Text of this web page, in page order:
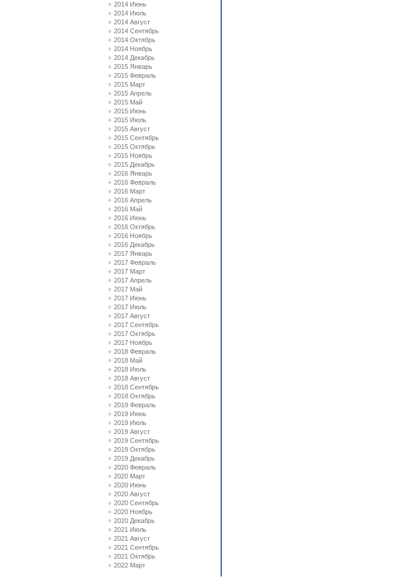
2014 Июнь
2014 Июль
2014 Август
2014 Сентябрь
2014 Октябрь
2014 Ноябрь
2014 Декабрь
2015 Январь
2015 Февраль
2015 Март
2015 Апрель
2015 Май
2015 Июнь
2015 Июль
2015 Август
2015 Сентябрь
2015 Октябрь
2015 Ноябрь
2015 Декабрь
2016 Январь
2016 Февраль
2016 Март
2016 Апрель
2016 Май
2016 Июнь
2016 Октябрь
2016 Ноябрь
2016 Декабрь
2017 Январь
2017 Февраль
2017 Март
2017 Апрель
2017 Май
2017 Июнь
2017 Июль
2017 Август
2017 Сентябрь
2017 Октябрь
2017 Ноябрь
2018 Февраль
2018 Май
2018 Июль
2018 Август
2018 Сентябрь
2018 Октябрь
2019 Февраль
2019 Июнь
2019 Июль
2019 Август
2019 Сентябрь
2019 Октябрь
2019 Декабрь
2020 Февраль
2020 Март
2020 Июнь
2020 Август
2020 Сентябрь
2020 Ноябрь
2020 Декабрь
2021 Июль
2021 Август
2021 Сентябрь
2021 Октябрь
2022 Март